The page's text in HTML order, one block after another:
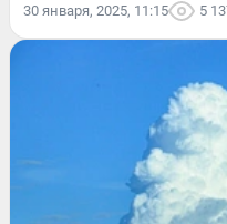
30 января, 2025, 11:15 5